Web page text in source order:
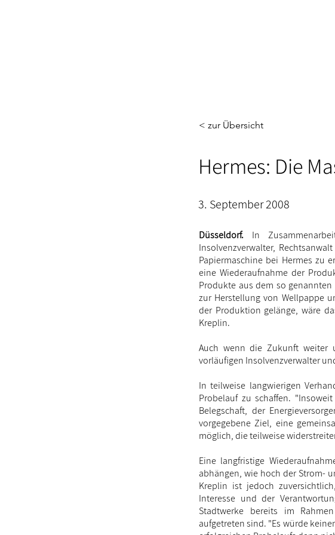
< zur Übersicht
Hermes: Die
3. September 2008
Düsseldorf. In
Insolvenzverwalter,
Papiermaschine bei Hermes zu
eine Wiederaufnahme der
Produkte aus dem so
zur Herstellung von Wellpappe
der Produktion gelänge, wäre
Kreplin.
Auch wenn die Zukunft weiter
vorläufigen Insolvenzverwalter
In teilweise langwierigen
Probelauf zu schaffen.
Belegschaft, der
vorgegebene Ziel, eine
möglich, die teilweise
Eine langfristige
abhängen, wie hoch der Strom-
Kreplin ist jedoch
Interesse und der
Stadtwerke bereits im
aufgetreten sind. "Es würde